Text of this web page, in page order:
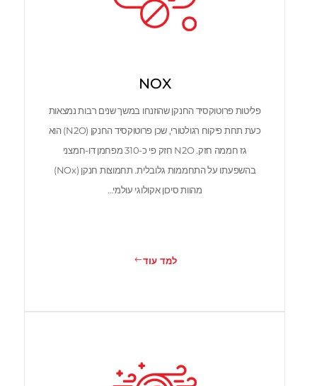
NOX
פליטות פרוטוקסיד החנקן שהוזנחו במשך שנים רבות נמצאות
כעת תחת פיקוח רגולטורי, שכן פרוטוקסיד החנקן (N2O) הוא
גז חממה חזק. N2O חזק פי כ-310 מפחמן דו-חמצני
בהשפעתו על התחממות גלובלית. תחמוצות חנקן (NOx)
מהוות סיכון אקולוגי עולמי…
למד עוד